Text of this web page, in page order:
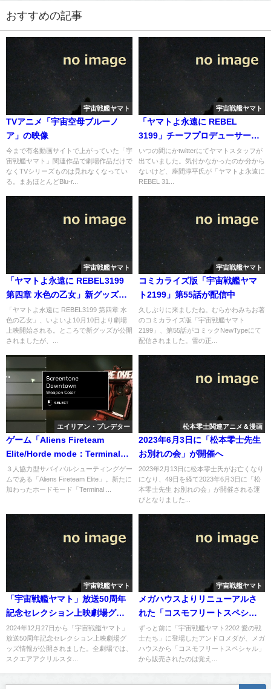
おすすめの記事
宇宙戦艦ヤマト
TVアニメ「宇宙空母ブルーノ
ア」の映像
今まで有名動画サイトで上がっていた「宇
宙戦艦ヤマト」関連作品で劇場作品だけで
なくTVシリーズものは見れなくなってい
る。まあほとんどBlu-r...
宇宙戦艦ヤマト
「ヤマトよ永遠に REBEL
3199」チーフプロデューサーは
座間淳平氏
いつの間にかtwitterにてヤマトスタッフが
出ていました。気付かなかったのか分から
ないけど、座間淳平氏が「ヤマトよ永遠に
REBEL 31...
宇宙戦艦ヤマト
「ヤマトよ永遠に REBEL3199
第四章 水色の乙女」新グッズに
欲しい品があるか
「ヤマトよ永遠に REBEL3199 第四章 水
色の乙女」、いよいよ10月10日より劇場
上映開始される。ところで新グッズが公開
されましたが、...
宇宙戦艦ヤマト
コミカライズ版「宇宙戦艦ヤマ
ト2199」第55話が配信中
久しぶりに来ましたね。むらかわみちお著
のコミカライズ版「宇宙戦艦ヤマト
2199」、第55話がコミックNewTypeにて
配信されました。雪の正...
エイリアン・プレデター
ゲーム「Aliens Fireteam
Elite/Horde mode：Terminal
Containment」での報酬が得ら
れる
３人協力型サバイバルシューティングゲー
ムである「Aliens Fireteam Elite」。新たに
加わったホードモード「Terminal ...
松本零士関連アニメ＆漫画
2023年6月3日に「松本零士先生
お別れの会」が開催へ
2023年2月13日に松本零士氏がお亡くなり
になり、49日を経て2023年6月3日に「松
本零士先生 お別れの会」が開催される運
びとなりました...
宇宙戦艦ヤマト
「宇宙戦艦ヤマト」放送50周年
記念セレクション上映劇場グッ
ズ情報が公開
2024年12月27日から「宇宙戦艦ヤマト」
放送50周年記念セレクション上映劇場グ
ッズ情報が公開されました。全劇場では、
スクエアアクリルスタ...
宇宙戦艦ヤマト
メガハウスよりリニューアルさ
れた「コスモフリートスペシャ
ル」のアンドロメダが発売へ
ずっと前に「宇宙戦艦ヤマト2202 愛の戦
士たち」に登場したアンドロメダが、メガ
ハウスから「コスモフリートスペシャル」
から販売されたのは覚え...